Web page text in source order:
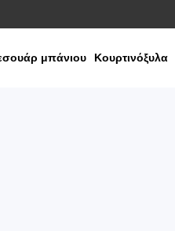
μπάνιου Κουρτινόξυλα